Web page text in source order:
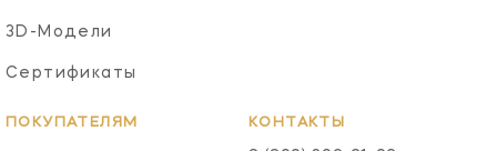
3D-Модели
Сертификаты
ПОКУПАТЕЛЯМ КОНТАКТЫ